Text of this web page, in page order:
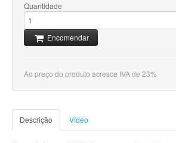
Quantidade
Encomendar
Ao preço do produto acresce IVA de 23%
Descrição Vídeo